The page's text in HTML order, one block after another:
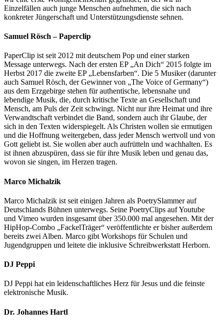
Einzelfällen auch junge Menschen aufnehmen, die sich nach
konkreter Jüngerschaft und Unterstützungsdienste sehnen.
Samuel Rösch – Paperclip
PaperClip ist seit 2012 mit deutschem Pop und einer starken
Message unterwegs. Nach der ersten EP „An Dich“ 2015 folgte im
Herbst 2017 die zweite EP „Lebensfarben“. Die 5 Musiker (darunter
auch Samuel Rösch, der Gewinner von „The Voice of Germany“)
aus dem Erzgebirge stehen für authentische, lebensnahe und
lebendige Musik, die, durch kritische Texte an Gesellschaft und
Mensch, am Puls der Zeit schwingt. Nicht nur ihre Heimat und ihre
Verwandtschaft verbindet die Band, sondern auch ihr Glaube, der
sich in den Texten widerspiegelt. Als Christen wollen sie ermutigen
und die Hoffnung weitergeben, dass jeder Mensch wertvoll und von
Gott geliebt ist. Sie wollen aber auch aufrütteln und wachhalten. Es
ist ihnen abzuspüren, dass sie für ihre Musik leben und genau das,
wovon sie singen, im Herzen tragen.
Marco Michalzik
Marco Michalzik ist seit einigen Jahren als PoetrySlammer auf
Deutschlands Bühnen unterwegs. Seine PoetryClips auf Youtube
und Vimeo wurden insgesamt über 350.000 mal angesehen. Mit der
HipHop-Combo „FackelTräger“ veröffentlichte er bisher außerdem
bereits zwei Alben. Marco gibt Workshops für Schulen und
Jugendgruppen und leitete die inklusive Schreibwerkstatt Herborn.
DJ Peppi
DJ Peppi hat ein leidenschaftliches Herz für Jesus und die feinste
elektronische Musik.
Dr. Johannes Hartl